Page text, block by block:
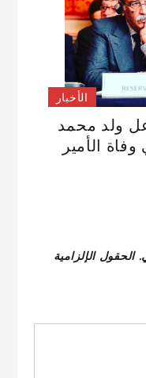
الأخبار
ولد محمد
الأمير
الحقول الإلزامية